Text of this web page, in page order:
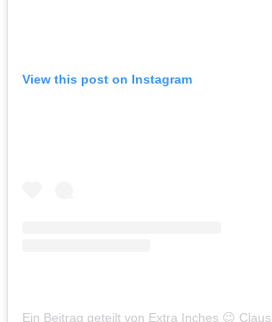
View this post on Instagram